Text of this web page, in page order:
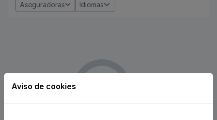
Aseguradoras
Idiomas
Aviso de cookies